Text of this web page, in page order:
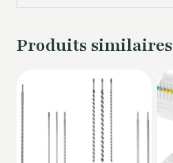
Produits similaires